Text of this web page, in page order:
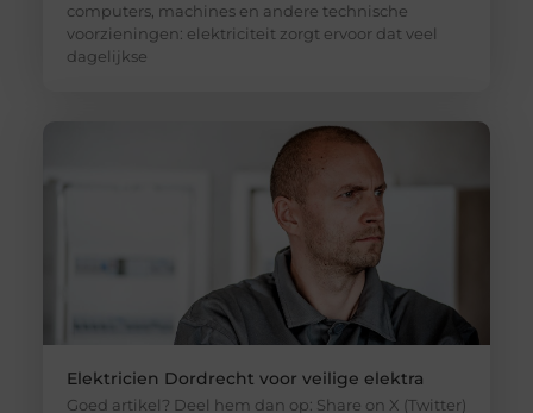
computers, machines en andere technische
voorzieningen: elektriciteit zorgt ervoor dat veel
dagelijkse
Elektricien Dordrecht voor veilige elektra
Goed artikel? Deel hem dan op: Share on X (Twitter)